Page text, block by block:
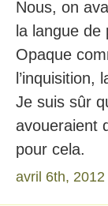
Nous, on
la langue
Opaque
Je suis sûr
avoueraient
pour cela.
avril 6th,